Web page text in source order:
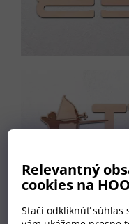
Relevantný
cookies na
Stačí odkliknúť súhlas